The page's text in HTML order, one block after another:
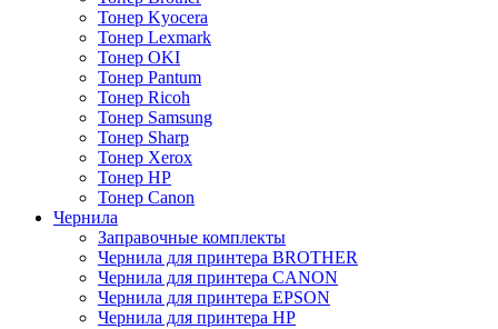
Тонер Kyocera
Тонер Lexmark
Тонер OKI
Тонер Pantum
Тонер Ricoh
Тонер Samsung
Тонер Sharp
Тонер Xerox
Тонер НР
Тонер Саnon
Чернила
Заправочные комплекты
Чернила для принтера BROTHER
Чернила для принтера CANON
Чернила для принтера EPSON
Чернила для принтера HP